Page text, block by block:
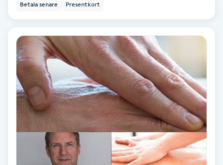
LPG
LPG-behandling
LPG-massage
Luggklippning
Betala senare Presentkort